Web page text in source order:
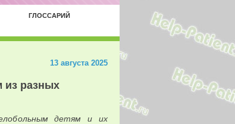
ГЛОССАРИЙ
13 августа 2025
из разных
детям и их